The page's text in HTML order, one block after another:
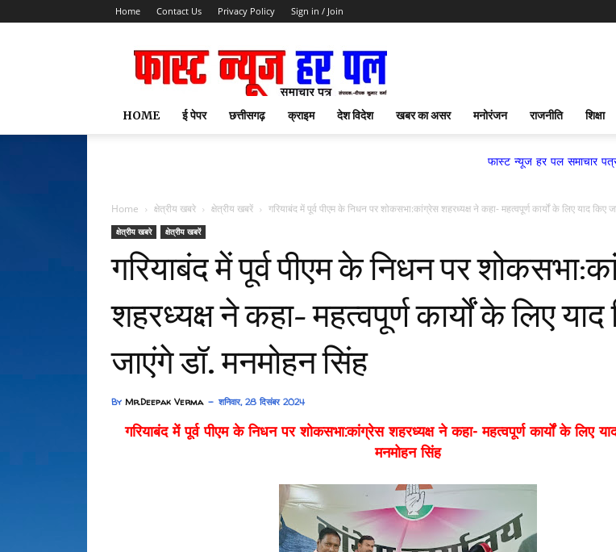
Home Contact Us Privacy Policy Sign in / Join
HOME ई पेपर छत्तीसगढ़ क्राइम देश विदेश खबर का असर मनोरंजन राजनीति शिक्षा
फास्ट न्यूज हर पल समाचार पत्र,
Home क्षेत्रीय खबरे क्षेत्रीय खबरें गरियाबंद में पूर्व पीएम के निधन पर शोकसभा:कांग्रेस शहरध्यक्ष ने कहा- महत्वपूर्ण कार्यों के लिए याद किए
क्षेत्रीय खबरे क्षेत्रीय खबरें
गरियाबंद में पूर्व पीएम के निधन पर
शहरध्यक्ष ने कहा- महत्वपूर्ण कार्यों के लिए
जाएंगे डॉ. मनमोहन सिंह
By Mr.Deepak Verma शनिवार, 28 दिसंबर 2024
गरियाबंद में पूर्व पीएम के निधन पर शोकसभा:कांग्रेस शहरध्यक्ष ने कहा- महत्वपूर्ण कार्यों के लिए
मनमोहन सिंह